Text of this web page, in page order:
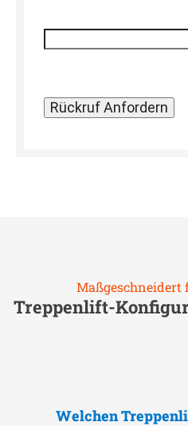
Maßgeschneidert
Treppenlift-
Welchen